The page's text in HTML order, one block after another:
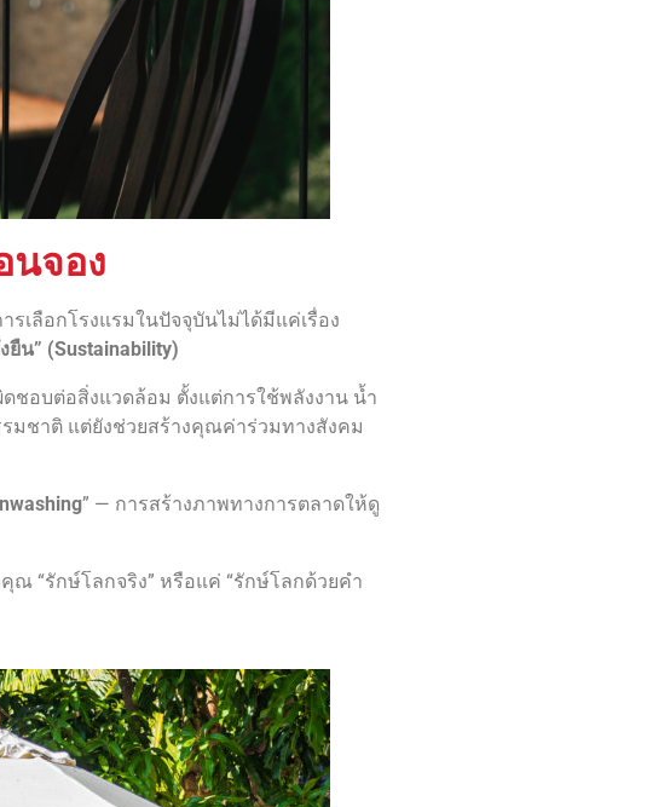
นจอง
รเลือกโรงแรมในปัจจุบันไม่ได้มีแค่เรื่อง
ยืน” (Sustainability)
ชอบต่อสิ่งแวดล้อม ตั้งแต่การใช้พลังงาน น้ำ
มชาติ แต่ยังช่วยสร้างคุณค่าร่วมทางสังคม
” — การสร้างภาพทางการตลาดให้ดู
ณ “รักษ์โลกจริง” หรือแค่ “รักษ์โลกด้วยคำ